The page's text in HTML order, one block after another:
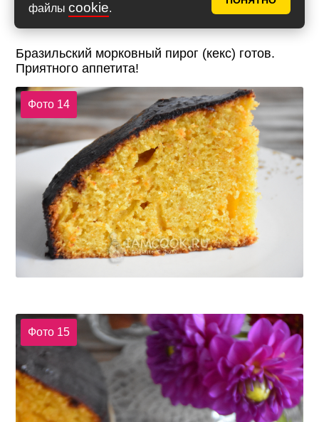
файлы cookie.
Бразильский морковный пирог (кекс) готов.
Приятного аппетита!
Фото 14
Фото 15